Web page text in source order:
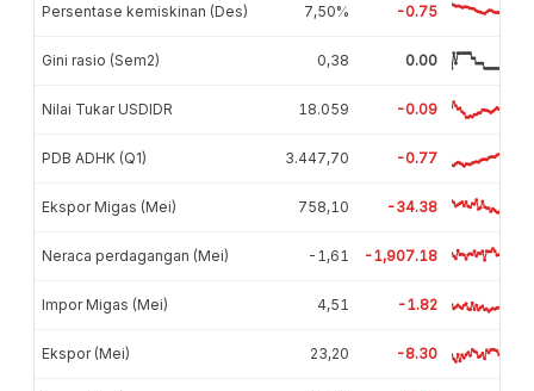
Persentase kemiskinan (Des) 7,50% -0.75
Gini rasio (Sem2) 0,38 0.00
Nilai Tukar USDIDR 18.059 -0.09
PDB ADHK (Q1) 3.447,70 -0.77
Ekspor Migas (Mei) 758,10 -34.38
Neraca perdagangan (Mei) -1,61 -1,907.18
Impor Migas (Mei) 4,51 -1.82
Ekspor (Mei) 23,20 -8.30